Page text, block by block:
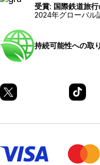
受賞: 国際鉄道旅
2024年グローバル
持続可能性への取